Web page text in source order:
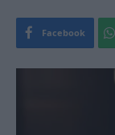
Facebook